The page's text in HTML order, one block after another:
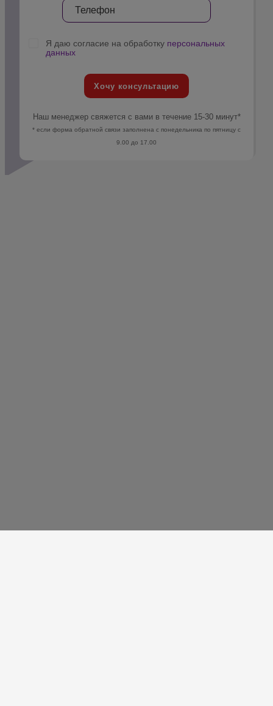
Я даю согласие на обработку персональных
данных
Хочу консультацию
Наш менеджер свяжется с вами в течение 15-30 минут*
* если форма обратной связи заполнена с понедельника по пятницу с
9.00 до 17.00